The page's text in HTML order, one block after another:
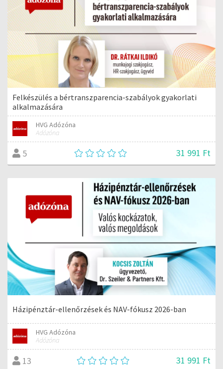
Felkészülés a bértranszparencia-szabályok gyakorlati
alkalmazására
HVG Adózóna
Adózóna
5 31 991 Ft
Házipénztár-ellenőrzések és NAV-fókusz 2026-ban
HVG Adózóna
Adózóna
13 31 991 Ft